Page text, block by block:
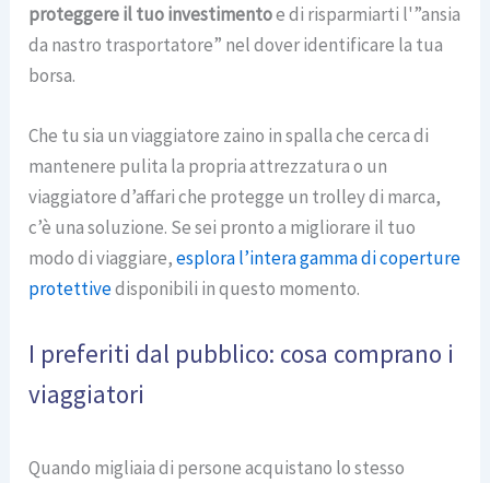
proteggere il tuo investimentoe di risparmiarti l'”ansia
da nastro trasportatore” nel dover identificare la tua
borsa.
Che tu sia un viaggiatore zaino in spalla che cerca di
mantenere pulita la propria attrezzatura o un
viaggiatore d’affari che protegge un trolley di marca,
c’è una soluzione. Se sei pronto a migliorare il tuo
modo di viaggiare,esplora l’intera gamma di coperture
protettivedisponibili in questo momento.
I preferiti dal pubblico: cosa comprano i
viaggiatori
Quando migliaia di persone acquistano lo stesso